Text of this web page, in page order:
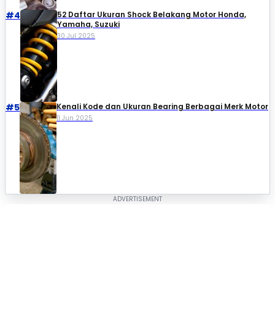
#4
52 Daftar Ukuran Shock Belakang Motor Honda,
Yamaha, Suzuki​
30 Jul 2025
#5 Kenali Kode dan Ukuran Bearing Berbagai Merk Motor
11 Jun 2025